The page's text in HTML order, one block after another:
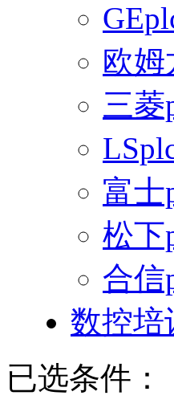
欧姆
三菱
富士
松下
合信
数控培
已选条件：